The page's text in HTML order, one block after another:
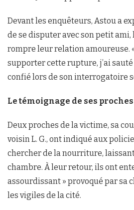
Devant les enquêteurs, Astou a
de se disputer avec son petit
rompre leur relation amoureuse.
supporter cette rupture, j’ai
confié lors de son interrogatoire
Le témoignage de ses proches
Deux proches de la victime, sa
voisin L. G., ont indiqué aux
chercher de la nourriture,
chambre. À leur retour, ils ont
assourdissant » provoqué par sa
les vigiles de la cité.